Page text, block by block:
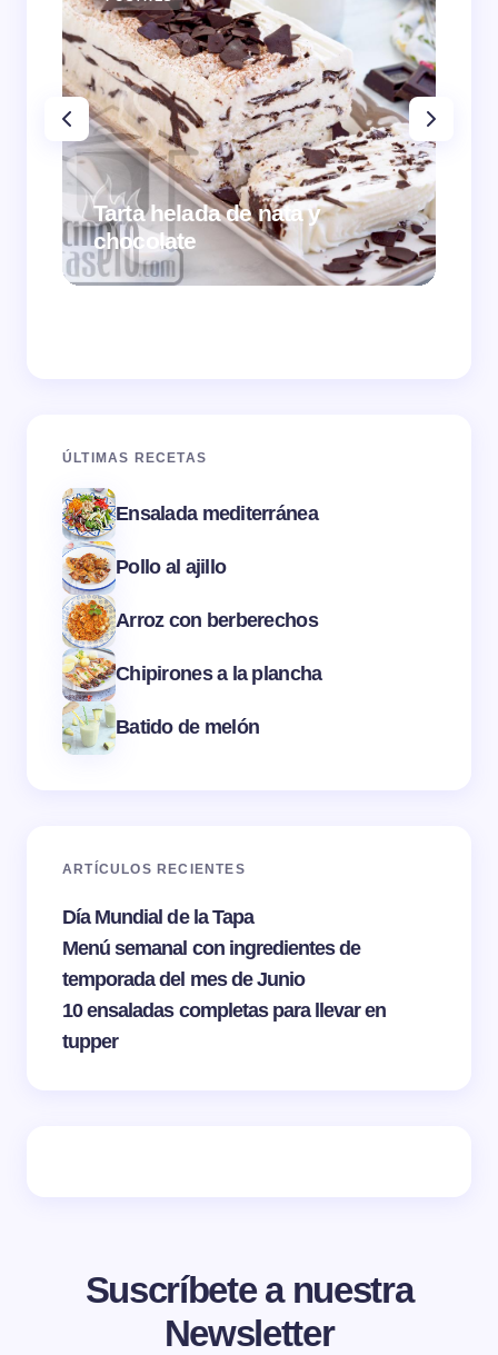
Tarta helada de nata y
chocolate
ÚLTIMAS RECETAS
Ensalada mediterránea
Pollo al ajillo
Arroz con berberechos
Chipirones a la plancha
Batido de melón
ARTÍCULOS RECIENTES
Día Mundial de la Tapa
Menú semanal con ingredientes de
temporada del mes de Junio
10 ensaladas completas para llevar en
tupper
Suscríbete a nuestra
Newsletter